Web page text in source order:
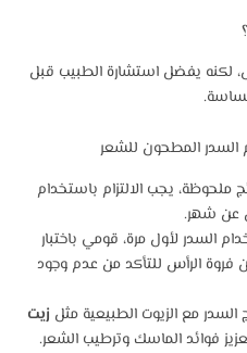
لكنه يفضل استشارة الطبيب قبل
السدر المطحون للشعر
ملحوظة، يجب الالتزام باستخدام
عن شهر.
السدر لأول مرة، قومي باختبار
الرأس للتأكد من عدم وجود
مع الزيوت الطبيعية مثل زيت
فوائد الماسك وترطيب الشعر.